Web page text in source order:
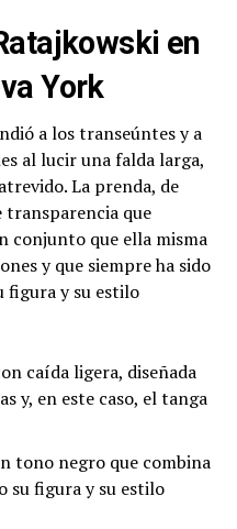
en
York
a los transeúntes y a
al lucir una falda larga,
La prenda, de
que
conjunto que ella misma
y que siempre ha sido
figura y su estilo
caída ligera, diseñada
y, en este caso, el tanga
tono negro que combina
su figura y su estilo